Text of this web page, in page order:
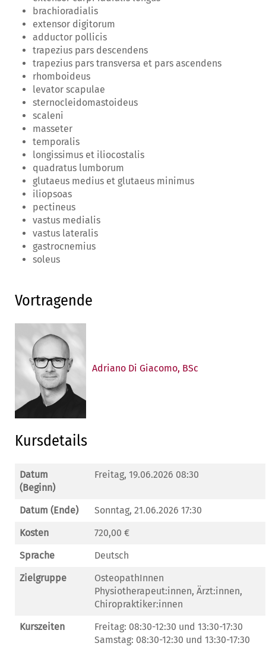
brachioradialis
extensor digitorum
adductor pollicis
trapezius pars descendens
trapezius pars transversa et pars ascendens
rhomboideus
levator scapulae
sternocleidomastoideus
scaleni
masseter
temporalis
longissimus et iliocostalis
quadratus lumborum
glutaeus medius et glutaeus minimus
iliopsoas
pectineus
vastus medialis
vastus lateralis
gastrocnemius
soleus
Vortragende
Adriano Di Giacomo, BSc
Kursdetails
Datum
(Beginn)
Freitag, 19.06.2026 08:30
Datum (Ende)
Sonntag, 21.06.2026 17:30
Kosten
720,00 €
Sprache
Deutsch
Zielgruppe
OsteopathInnen
Physiotherapeut:innen, Ärzt:innen,
Chiropraktiker:innen
Kurszeiten
Freitag: 08:30-12:30 und 13:30-17:30
Samstag: 08:30-12:30 und 13:30-17:30